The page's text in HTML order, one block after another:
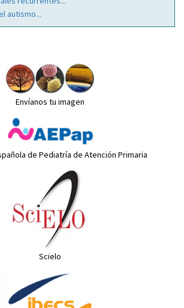
autismo...
Envíanos tu imagen
de Pediatría de Atención Primaria
Scielo